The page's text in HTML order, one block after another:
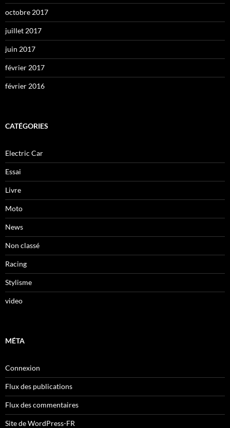
octobre 2017
juillet 2017
juin 2017
février 2017
février 2016
CATÉGORIES
Electric Car
Essai
Livre
Moto
News
Non classé
Racing
Stylisme
video
MÉTA
Connexion
Flux des publications
Flux des commentaires
Site de WordPress-FR